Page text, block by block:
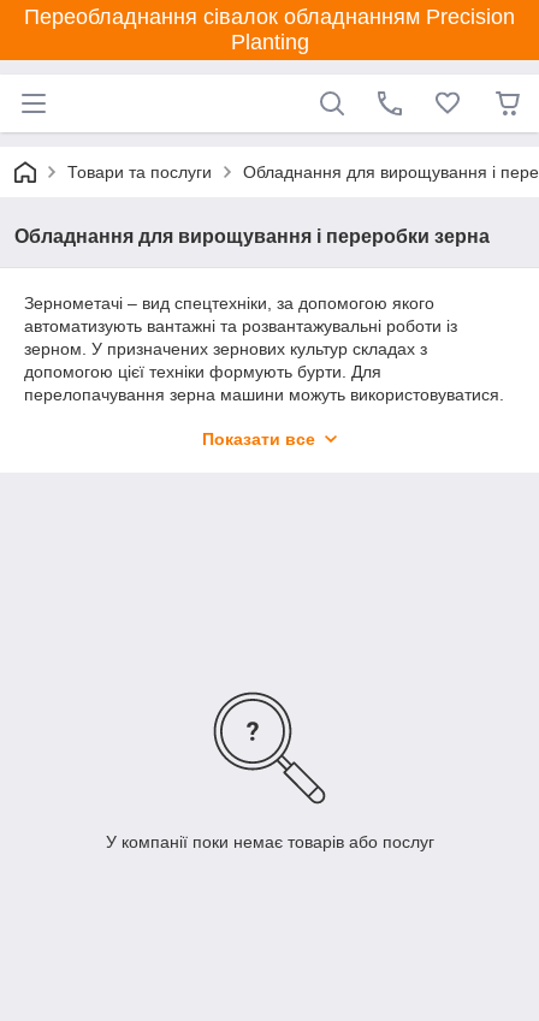
Переобладнання сівалок обладнанням Precision
Planting
Товари та послуги Обладнання для вирощування і
Обладнання для вирощування і переробки зерна
Зернометачі – вид спецтехніки, за допомогою якого
автоматизують вантажні та розвантажувальні роботи із
зерном. У призначених зернових культур складах з
допомогою цієї техніки формують бурти. Для
перелопачування зерна машини можуть використовуватися.
домішок та просушується.Показати все
У компанії поки немає товарів або послуг